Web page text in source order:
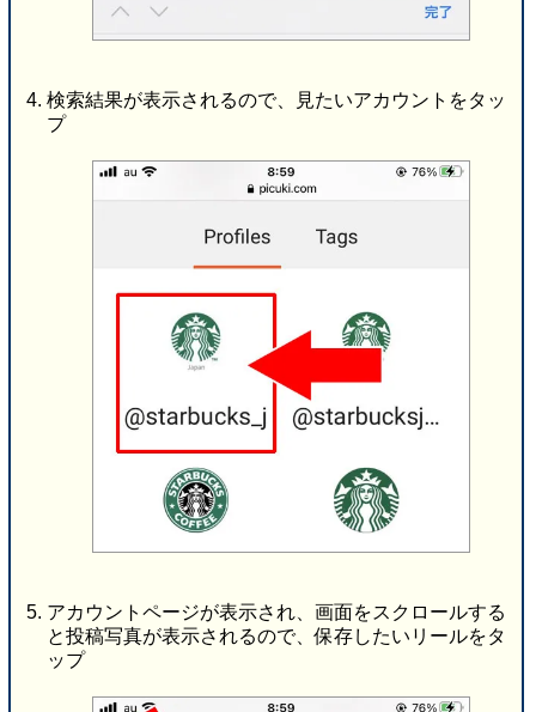
検索結果が表示されるので、見たいアカウントをタッ
プ
アカウントページが表示され、画面をスクロールする
と投稿写真が表示されるので、保存したいリールをタ
ップ